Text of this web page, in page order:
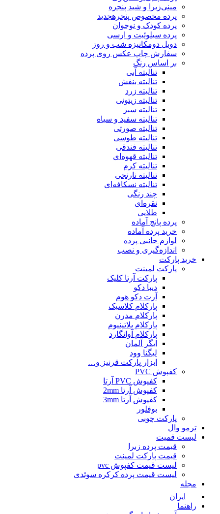
مینی‌زبرا و شید پنجره
پرده مخصوص پنجرهجدید
پرده کودک و نوجوان
پرده سیلوئیت و ارسی
دوبل دومکانیزه شب و روز
سفارش چاپ عکس روی پرده
بر اساس رنگ
تنالیته آبی
تنالیته بنفش
تنالیته زرد
تنالیته زیتونی
تنالیته سبز
تنالیته سفید و سیاه
تنالیته صورتی
تنالیته طوسی
تنالیته فندقی
تنالیته قهوه‌ای
تنالیته کرم
تنالیته نارنجی
تنالیته نسکافه‌ای
چند رنگی
نقره‌ای
طلایی
پرده پانچ آماده
خرید پرده آماده
لوازم جانبی پرده
اندازه‌گیری و نصب
خرید پارکت
پارکت لمینت
پارکت آرتا کلیک
دیبا دکو
آرت دکو هوم
پارکلام کلاسیک
پارکلام مدرن
پارکلام پلاتینیوم
پارکلام آوانگارد
ایگر آلمان
لیگنا وود
ابزار پارکت قرنیز و…
کفپوش PVC
کفپوش PVC آرتا
کفپوش آرتا 2mm
کفپوش آرتا 3mm
بوفلور
پارکت چوبی
ترمو وال
لیست قمیت
قیمت پرده زبرا
قیمت پارکت لمینت
لیست قیمت کفپوش pvc
لیست قیمت پرده کرکره سوئدی
مجله
ایران
راهنما